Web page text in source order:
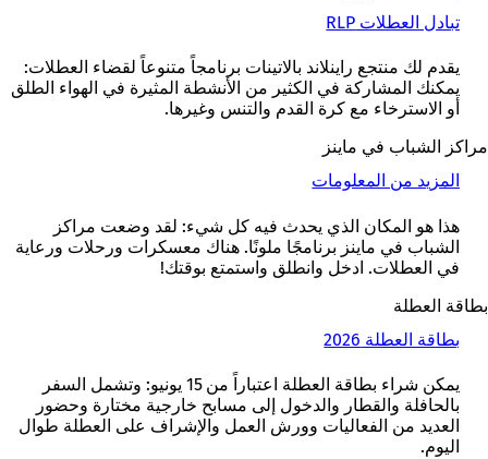
تبادل العطلات RLP
ف
ت
ح
ف
ل
م
ة
ت
ي
ب
ج
د
ي
د
يقدم لك منتجع راينلاند بالاتينات برنامجاً متنوعاً لقضاء العطلات:
يمكنك المشاركة في الكثير من الأنشطة المثيرة في الهواء الطلق
أو الاسترخاء مع كرة القدم والتنس وغيرها.
مراكز الشباب في ماينز
المزيد من المعلومات
ف
ت
ح
م
ة
ت
هذا هو المكان الذي يحدث فيه كل شيء: لقد وضعت مراكز
الشباب في ماينز برنامجًا ملونًا. هناك معسكرات ورحلات ورعاية
في العطلات. ادخل وانطلق واستمتع بوقتك!
بطاقة العطلة
بطاقة العطلة 2026
(
ف
ت
ح
يمكن شراء بطاقة العطلة اعتباراً من 15 يونيو: وتشمل السفر
بالحافلة والقطار والدخول إلى مسابح خارجية مختارة وحضور
العديد من الفعاليات وورش العمل والإشراف على العطلة طوال
اليوم.